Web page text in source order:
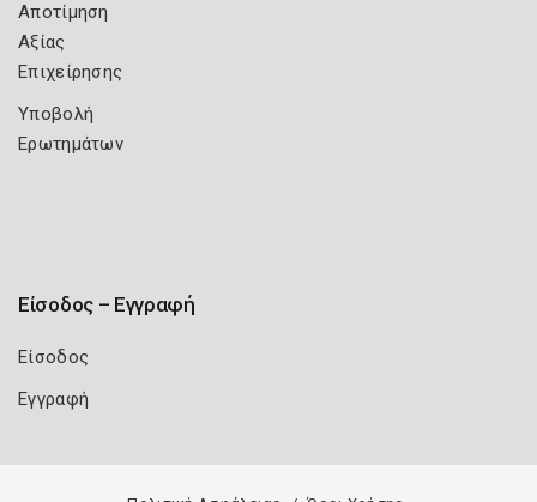
Αποτίμηση
Αξίας
Επιχείρησης
Υποβολή
Ερωτημάτων
Είσοδος – Εγγραφή
Είσοδος
Εγγραφή